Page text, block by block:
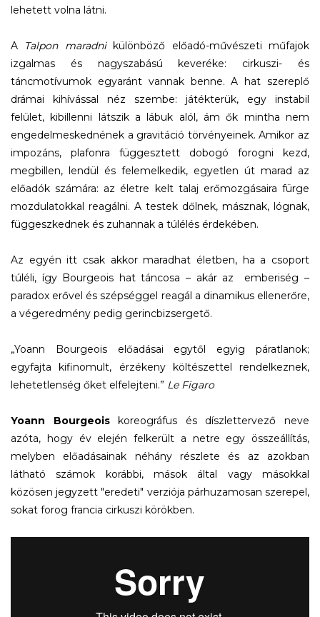
lehetett volna látni.
A Talpon maradnikülönböző előadó-művészeti műfajok
izgalmas és nagyszabású keveréke: cirkuszi- és
táncmotívumok egyaránt vannak benne. A hat szereplő
drámai kihívással néz szembe: játékterük, egy instabil
felület, kibillenni látszik a lábuk alól, ám ők mintha nem
engedelmeskednének a gravitáció törvényeinek. Amikor az
impozáns, plafonra függesztett dobogó forogni kezd,
megbillen, lendül és felemelkedik, egyetlen út marad az
előadók számára: az életre kelt talaj erőmozgásaira fürge
mozdulatokkal reagálni. A testek dőlnek, másznak, lógnak,
függeszkednek és zuhannak a túlélés érdekében.
Az egyén itt csak akkor maradhat életben, ha a csoport
túléli, így Bourgeois hat táncosa – akár az emberiség –
paradox erővel és szépséggel reagál a dinamikus ellenerőre,
a végeredmény pedig gerincbizsergető.
„Yoann Bourgeois előadásai egytől egyig páratlanok;
egyfajta kifinomult, érzékeny költészettel rendelkeznek,
lehetetlenség őket elfelejteni.” Le Figaro
Yoann Bourgeoiskoreográfus és díszlettervező neve
azóta, hogy év elején felkerült a netre egy összeállítás,
melyben előadásainak néhány részlete és az azokban
látható számok korábbi, mások által vagy másokkal
közösen jegyzett "eredeti" verziója párhuzamosan szerepel,
sokat forog francia cirkuszi körökben.